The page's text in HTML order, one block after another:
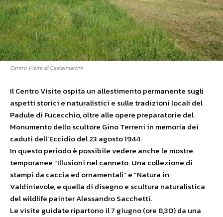
Centro Visite di Castelmartini
Il Centro Visite ospita un allestimento permanente sugli
aspetti storici e naturalistici e sulle tradizioni locali del
Padule di Fucecchio, oltre alle opere preparatorie del
Monumento dello scultore Gino Terreni in memoria dei
caduti dell’Eccidio del 23 agosto 1944.
In questo periodo è possibile vedere anche le mostre
temporanee “Illusioni nel canneto. Una collezione di
stampi da caccia ed ornamentali” e “Natura in
Valdinievole, e quella di disegno e scultura naturalistica
del wildlife painter Alessandro Sacchetti.
Le visite guidate ripartono il 7 giugno (ore 8,30) da una